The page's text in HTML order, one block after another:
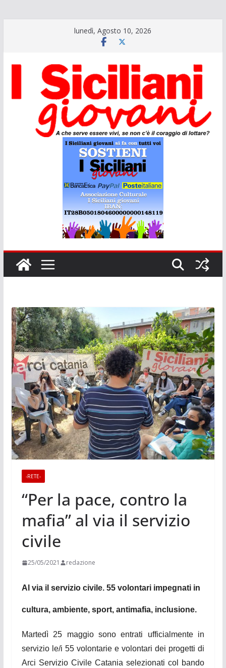
lunedì, Agosto 10, 2026
-RETE-
“Per la pace, contro la
mafia” al via il servizio
civile
25/05/2021 redazione
Al via il servizio civile. 55 volontari impegnati in
cultura, ambiente, sport, antimafia, inclusione.
Martedì 25 maggio sono entrati ufficialmente in
servizio le/i 55 volontarie e volontari dei progetti di
Arci Servizio Civile Cataniaselezionati col bando